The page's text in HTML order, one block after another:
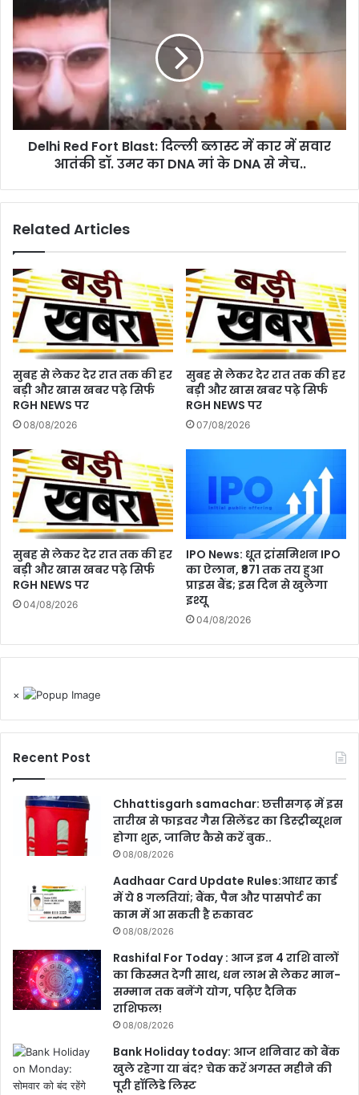
खुशखबरी,
पढ़े
दैनिक
राशिफल!
Fort
Blast:
दिल्ली
ब्लास्ट
में
कार
में
सवार
DNA
DNA
से
मेच..
Delhi Red Fort Blast: दिल्ली ब्लास्ट में कार में सवार
आतंकी डॉ. उमर का DNA मां के DNA से मेच..
Related Articles
सुबह से लेकर देर रात तक की हर
बड़ी और खास खबर पढ़े सिर्फ
RGH NEWS पर
08/08/2026
सुबह से लेकर देर रात तक की हर
बड़ी और खास खबर पढ़े सिर्फ
RGH NEWS पर
07/08/2026
सुबह से लेकर देर रात तक की हर
बड़ी और खास खबर पढ़े सिर्फ
RGH NEWS पर
04/08/2026
IPO News: धूत ट्रांसमिशन IPO
का ऐलान, ₹871 तक तय हुआ
प्राइस बैंड; इस दिन से खुलेगा
इश्यू
04/08/2026
×
Recent Post
Chhattisgarh samachar: छत्तीसगढ़ में इस
तारीख से फाइवर गैस सिलेंडर का डिस्ट्रीब्यूशन
होगा शुरू, जानिए कैसे करें बुक..
08/08/2026
Aadhaar Card Update Rules:आधार कार्ड
में ये 8 गलतियां; बैंक, पैन और पासपोर्ट का
काम में आ सकती है रुकावट
08/08/2026
Rashifal For Today : आज इन 4 राशि वालों
का किस्मत देगी साथ, धन लाभ से लेकर मान-
सम्मान तक बनेंगे योग, पढ़िए दैनिक
राशिफल!
08/08/2026
Bank Holiday today: आज शनिवार को बैंक
खुले रहेगा या बंद? चेक करें अगस्त महीने की
पूरी हॉलिडे लिस्ट